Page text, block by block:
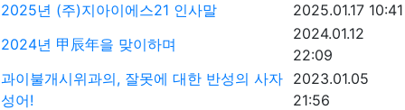
2025년 (주)지아이에스21 인사말
2025.01.17 10:41
2024년 甲辰年을 맞이하며
2024.01.12
22:09
과이불개시위과의, 잘못에 대한 반성의 사자
성어!
2023.01.05
21:56